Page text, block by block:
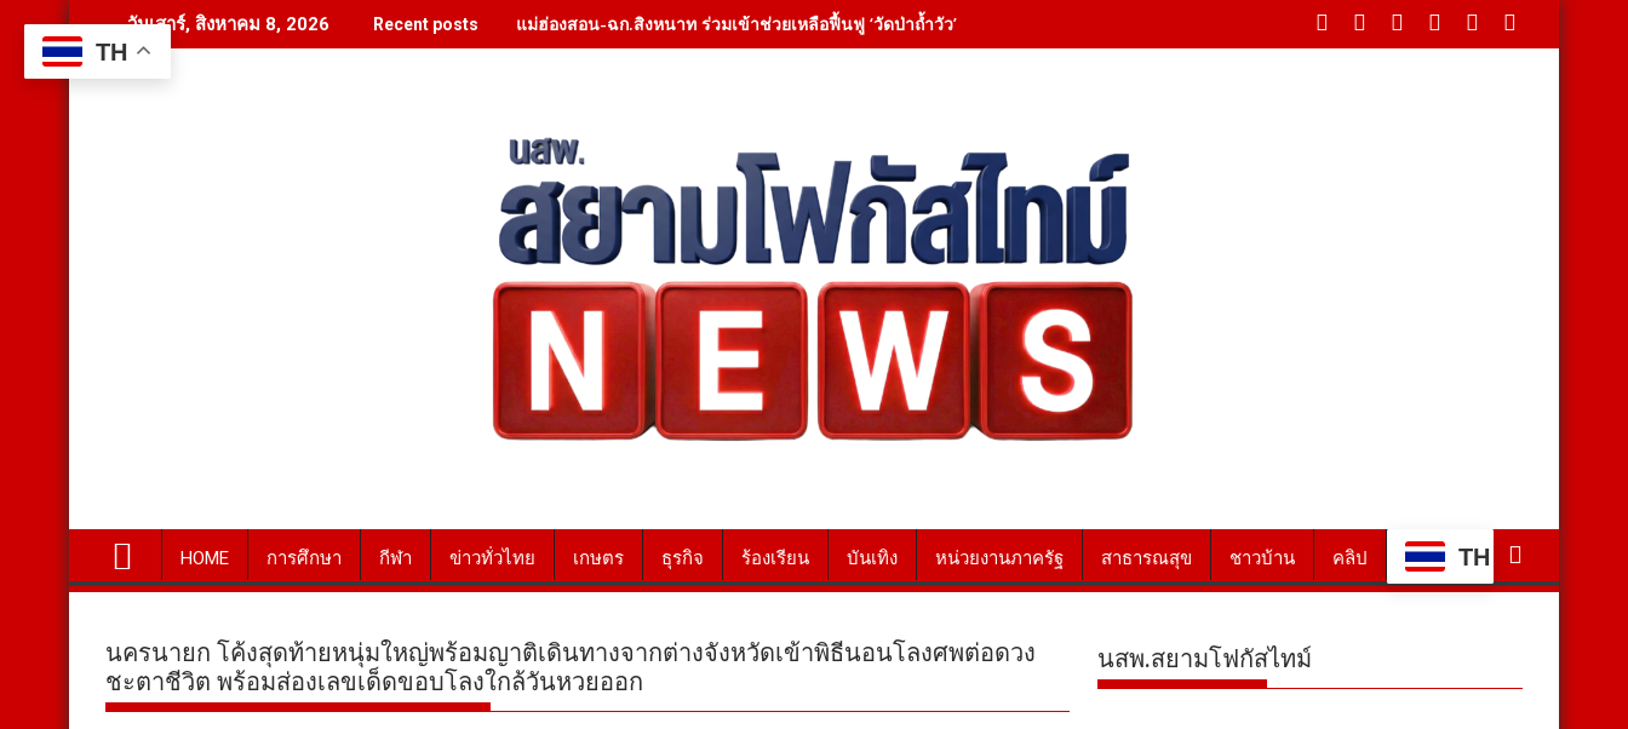
to
content
วันเสาร์, สิงหาคม 8, 2026 Recent posts แม่ฮ่องสอน-ฉก.สิงหนาท ร่วมเข้าช่วยเหลือฟื้นฟู ‘วัดป่าถ้ำวัว’ – เคลียสิ่งกีดขวางใต้สะพาน บรรเทาทุกข์ชาวบ้านหลังน้ำป่าหลาก
HOME การศึกษา กีฬา ข่าวทั่วไทย เกษตร ธุรกิจ ร้องเรียน บันเทิง หน่วยงานภาครัฐ สาธารณสุข ชาวบ้าน คลิป TH
นครนายก โค้งสุดท้ายหนุ่มใหญ่พร้อมญาติเดินทางจากต่างจังหวัดเข้าพิธีนอนโลงศพต่อดวง
ชะตาชีวิต พร้อมส่องเลขเด็ดขอบโลงใกล้วันหวยออก
นสพ.สยามโฟกัสไทม์
TH